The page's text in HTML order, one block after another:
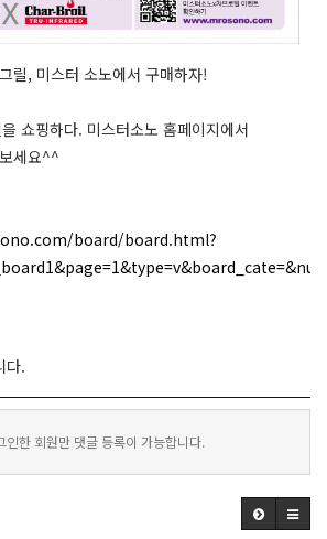
릴, 미스터 소노에서 구매하자!
쇼핑하다. 미스터소노 홈페이지에서
세요^^
board/board.html?
다.
인한 회원만 댓글 등록이 가능합니다.